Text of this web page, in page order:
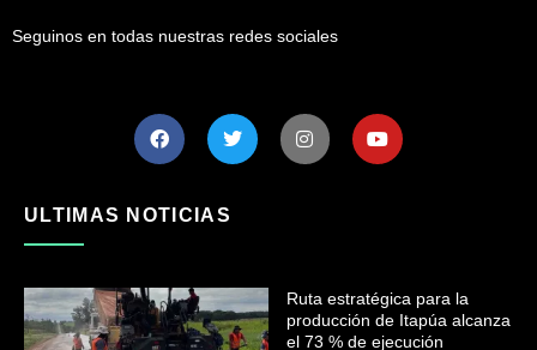
Seguinos en todas nuestras redes sociales
ULTIMAS NOTICIAS
Ruta estratégica para la
producción de Itapúa alcanza
el 73 % de ejecución